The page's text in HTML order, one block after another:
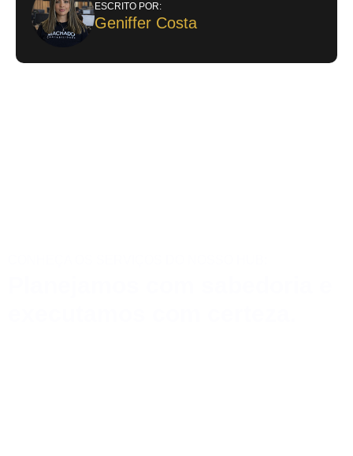
ESCRITO POR:
Geniffer Costa